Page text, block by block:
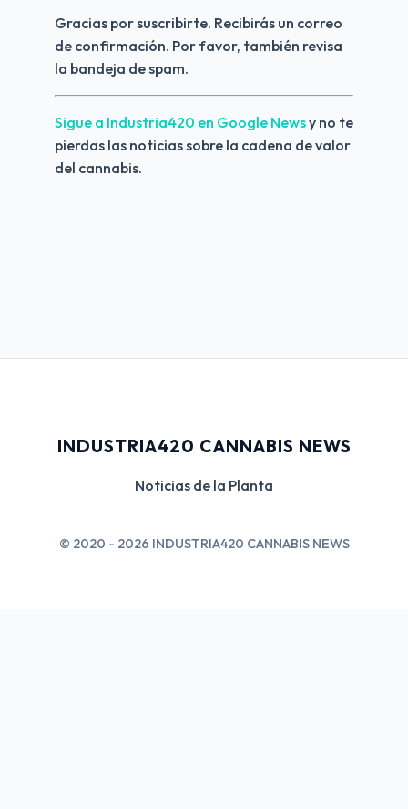
Gracias por suscribirte. Recibirás un correo
de confirmación. Por favor, también revisa
la bandeja de spam.
Sigue a Industria420 en Google News y no te
pierdas las noticias sobre la cadena de valor
del cannabis.
INDUSTRIA420 CANNABIS NEWS
Noticias de la Planta
© 2020 - 2026 INDUSTRIA420 CANNABIS NEWS